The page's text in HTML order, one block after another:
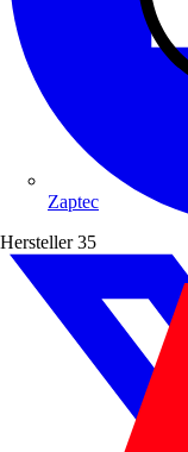
Zaptec
Hersteller 35